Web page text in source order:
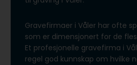
Gravefirmaer i Våler har ofte
som er dimensjonert for de
Et profesjonelle gravefirma i
regel god kunnskap om hvilke